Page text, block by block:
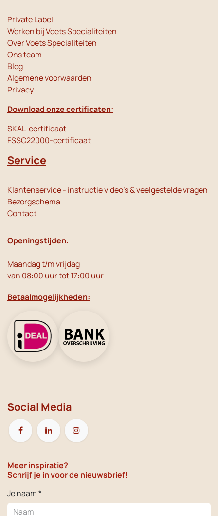
Private Label
Werken bij Voets Specialiteiten
Over Voets Specialiteiten
Ons team
Blog
Algemene voorwaarden
Privacy
Download onze certificaten:
SKAL-certificaat
FSSC22000-certificaat
Service
Klantenservice - instructie video's & veelgestelde vragen
Bezorgschema
Contact
Openingstijden:
Maandag t/m vrijdag
van 08:00 uur tot 17:00 uur
Betaalmogelijkheden:
Social Media
Meer inspiratie?
Schrijf je in voor de nieuwsbrief!
Je naam *